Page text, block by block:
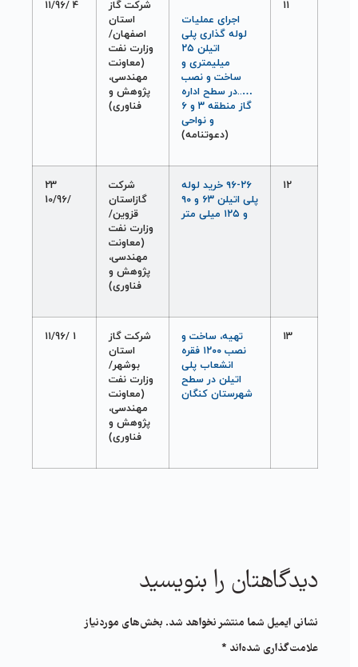
11
اجرای عمليات
لوله گذاری پلی
اتيلن ۲۵
ميليمتری و
ساخت و نصب
…..در سطح اداره
گاز منطقه ۳ و ۶
و نواحی
(دعوتنامه)
شرکت گاز
استان
اصفهان/
وزارت نفت
(معاونت
مهندسی،
پژوهش و
فناوری)
4 /11/96
12
۹۶-۲۶ خريد لوله
پلی اتيلن ۶۳ و ۹۰
و ۱۲۵ ميلی متر
شرکت
گازاستان
قزوين/
وزارت نفت
(معاونت
مهندسی،
پژوهش و
فناوری)
23
/10/96
13
تهيه، ساخت و
نصب ۱۲۰۰ فقره
انشعاب پلی
اتيلن در سطح
شهرستان کنگان
شرکت گاز
استان
بوشهر/
وزارت نفت
(معاونت
مهندسی،
پژوهش و
فناوری)
1 /11/96
دیدگاهتان را بنویسید
نشانی ایمیل شما منتشر نخواهد شد. بخش‌های موردنیاز
علامت‌گذاری شده‌اند *